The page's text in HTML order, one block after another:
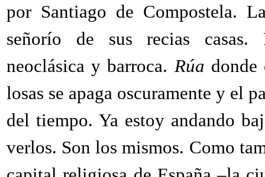
por Santiago de Compostela.
señorío de sus recias casas.
neoclásica y barroca. Rúa donde
losas se apaga oscuramente y el
del tiempo. Ya estoy andando
verlos. Son los mismos. Como